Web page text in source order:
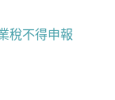
稅不得申報